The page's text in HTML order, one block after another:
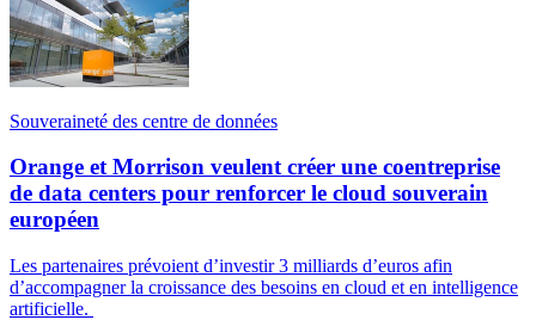
Souveraineté des centre de données
Orange et Morrison veulent créer une coentreprise
de data centers pour renforcer le cloud souverain
européen
Les partenaires prévoient d’investir 3 milliards d’euros afin
d’accompagner la croissance des besoins en cloud et en intelligence
artificielle.